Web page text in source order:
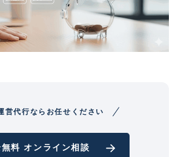
営代行ならお任せください
無料 オンライン相談